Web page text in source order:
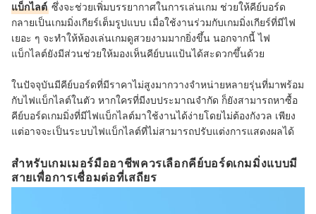
แบ็กไลต์ ซึ่งจะช่วยเพิ่มบรรยากาศในการเล่นเกม ช่วยให้คีย์บอร์ด
กลายเป็นเกมมิ่งเกียร์เต็มรูปแบบ เมื่อใช้งานร่วมกับเกมมิ่งเกียร์ที่มีไฟ
เยอะ ๆ จะทำให้ห้องเล่นเกมดูสวยงามมากยิ่งขึ้น นอกจากนี้ ไฟ
แบ็กไลต์ยังมีส่วนช่วยให้มองเห็นคีย์บนแป้นได้สะดวกขึ้นด้วย
ในปัจจุบันมีคีย์บอร์ดที่มีราคาไม่สูงมากวางจำหน่ายหลายรุ่นที่มาพร้อม
กับไฟแบ็กไลต์ในตัว หากใครที่มีงบประมาณจำกัด ก็ยังสามารถหาซื้อ
คีย์บอร์ดเกมมิ่งที่มีไฟแบ็กไลต์มาใช้งานได้ง่ายโดยไม่ต้องกังวล เพียง
แต่อาจจะเป็นระบบไฟแบ็กไลต์ที่ไม่สามารถปรับแต่งการแสดงผลได้
สำหรับเกมเมอร์มืออาชีพควรเลือกคีย์บอร์ดเกมมิ่งแบบมี
สายเพื่อการเชื่อมต่อที่เสถียร